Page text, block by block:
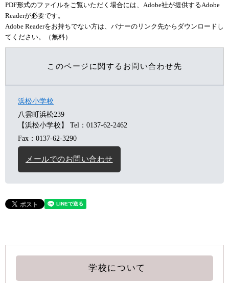
PDF形式のファイルをご覧いただく場合には、Adobe社が提供するAdobe
Readerが必要です。
Adobe Readerをお持ちでない方は、バナーのリンク先からダウンロードし
てください。（無料）
このページに関するお問い合わせ先
浜松小学校
八雲町浜松239
【浜松小学校】
Tel：0137-62-2462
Fax：0137-62-3290
メールでのお問い合わせ
学校について